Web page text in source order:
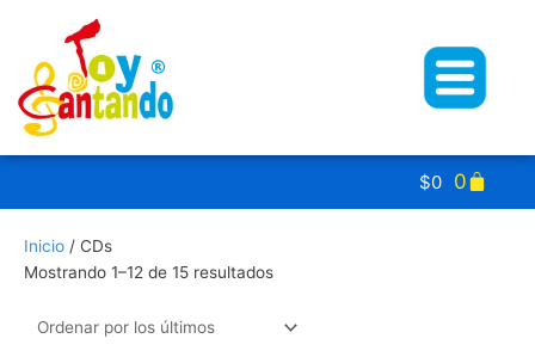
contenido
$0 0
Carrito
Inicio / CDs
Mostrando 1–12 de 15 resultadoslos